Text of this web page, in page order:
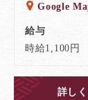
Google
給与
時給1,100
詳し